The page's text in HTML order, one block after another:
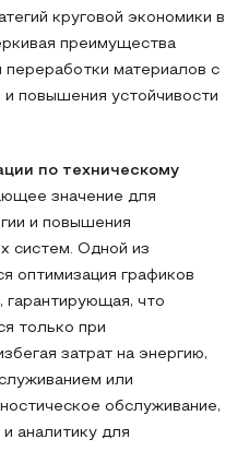
круговой экономики в
преимущества
переработки материалов с
повышения устойчивости
по техническому
значение для
и повышения
систем. Одной из
оптимизация графиков
гарантирующая, что
только при
затрат на энергию,
или
обслуживание,
аналитику для